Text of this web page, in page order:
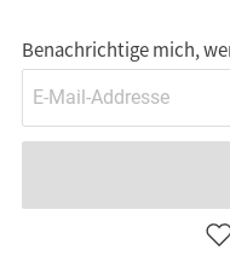
Benachrichtige mich,